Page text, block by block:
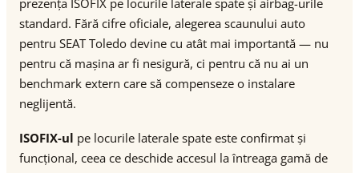
prezența ISOFIX pe locurile laterale spate și airbag-urile
standard. Fără cifre oficiale, alegerea scaunului auto
pentru SEAT Toledo devine cu atât mai importantă — nu
pentru că mașina ar fi nesigură, ci pentru că nu ai un
benchmark extern care să compenseze o instalare
neglijentă.
ISOFIX-ul pe locurile laterale spate este confirmat și
funcțional, ceea ce deschide accesul la întreaga gamă de